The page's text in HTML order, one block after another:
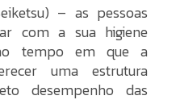
– as pessoas
com a sua higiene
tempo em que a
uma estrutura
desempenho das